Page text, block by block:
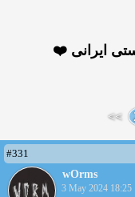
ایرانی ❤️
>>
#331
wOrms
3 May 2024 18:25